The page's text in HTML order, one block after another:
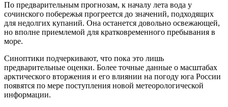
По предварительным прогнозам, к началу лета вода у
сочинского побережья прогреется до значений, подходящих
для недолгих купаний. Она останется довольно освежающей,
но вполне приемлемой для кратковременного пребывания в
море.
Синоптики подчеркивают, что пока это лишь
предварительные оценки. Более точные данные о масштабах
арктического вторжения и его влиянии на погоду юга России
появятся по мере поступления новой метеорологической
информации.